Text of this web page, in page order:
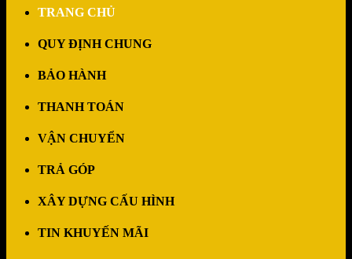
TRANG CHỦ
QUY ĐỊNH CHUNG
BẢO HÀNH
THANH TOÁN
VẬN CHUYỂN
TRẢ GÓP
XÂY DỰNG CẤU HÌNH
TIN KHUYẾN MÃI